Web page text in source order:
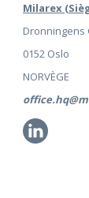
Milarex
Dronningens
0152 Oslo
NORVÈGE
Li